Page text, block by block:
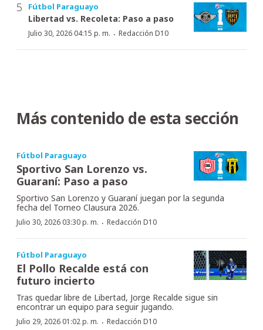
Fútbol Paraguayo
Libertad vs. Recoleta: Paso a paso
Julio 30, 2026 04:15 p. m. · Redacción D10
Más contenido de esta sección
Fútbol Paraguayo
Sportivo San Lorenzo vs.
Guaraní: Paso a paso
Sportivo San Lorenzo y Guaraní juegan por la segunda
fecha del Torneo Clausura 2026.
Julio 30, 2026 03:30 p. m. · Redacción D10
Fútbol Paraguayo
El Pollo Recalde está con
futuro incierto
Tras quedar libre de Libertad, Jorge Recalde sigue sin
encontrar un equipo para seguir jugando.
Julio 29, 2026 01:02 p. m. · Redacción D10